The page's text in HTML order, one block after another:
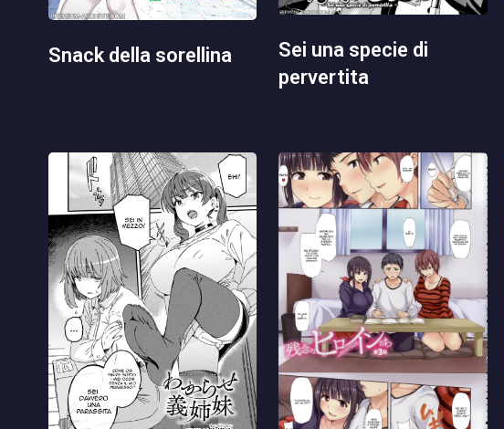
snack della sorellina
sei una specie di
pervertita